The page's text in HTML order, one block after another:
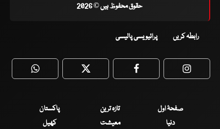
حقوق محفوظ ہیں © 2026
رابطہ کریں پرائیویسی پالیسی
WhatsApp Twitter Facebook
صفحۂ اول تازہ ترین
پاکستان
دنیا
معیشت کھیل